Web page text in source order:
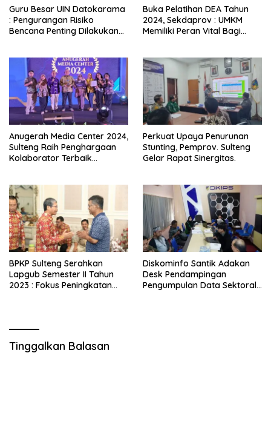
Guru Besar UIN Datokarama
: Pengurangan Risiko
Bencana Penting Dilakukan
Buka Pelatihan DEA Tahun
2024, Sekdaprov : UMKM
Memiliki Peran Vital Bagi
Anugerah Media Center 2024,
Sulteng Raih Penghargaan
Kolaborator Terbaik
Perkuat Upaya Penurunan
Stunting, Pemprov. Sulteng
Gelar Rapat Sinergitas.
BPKP Sulteng Serahkan
Lapgub Semester II Tahun
2023 : Fokus Peningkatan
Diskominfo Santik Adakan
Desk Pendampingan
Pengumpulan Data Sektoral
Tinggalkan Balasan